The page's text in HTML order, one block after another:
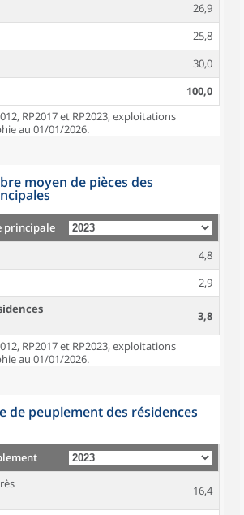
26,9
25,8
30,0
100,0
RP2017 et RP2023, exploitations
au 01/01/2026.
moyen de pièces des
principale
4,8
2,9
3,8
RP2017 et RP2023, exploitations
au 01/01/2026.
de peuplement des résidences
16,4